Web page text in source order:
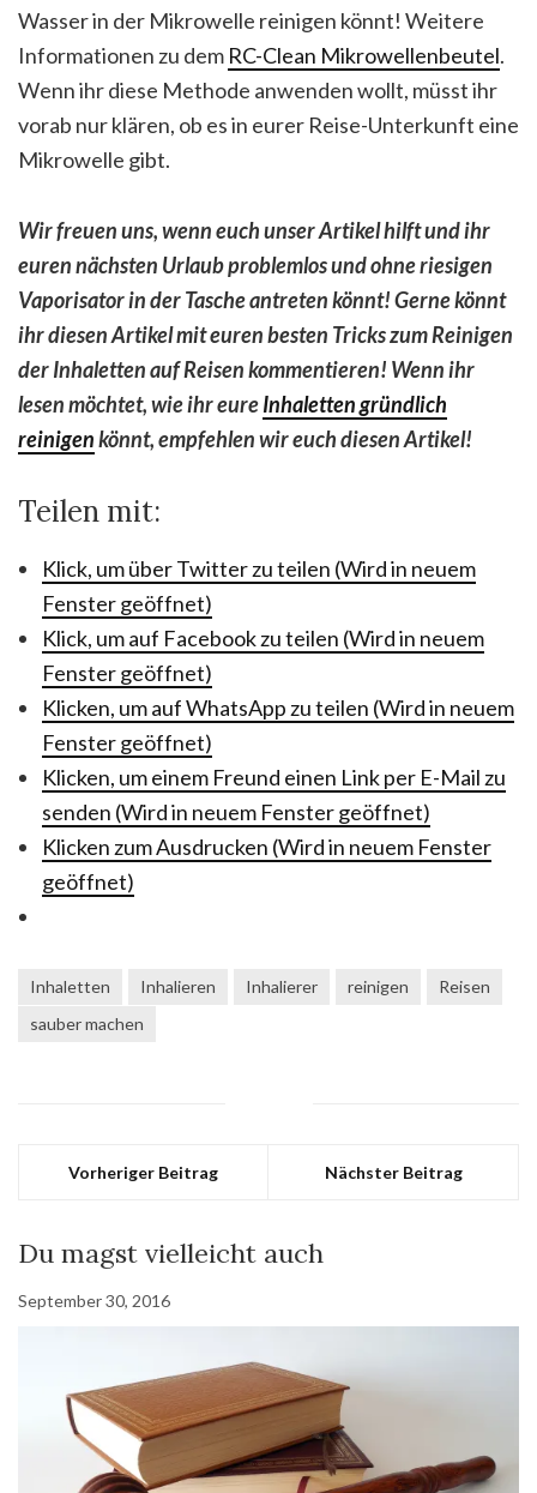
Wasser in der Mikrowelle reinigen könnt! Weitere
Informationen zu dem RC-Clean Mikrowellenbeutel.
Wenn ihr diese Methode anwenden wollt, müsst ihr
vorab nur klären, ob es in eurer Reise-Unterkunft eine
Mikrowelle gibt.
Wir freuen uns, wenn euch unser Artikel hilft und ihr
euren nächsten Urlaub problemlos und ohne riesigen
Vaporisator in der Tasche antreten könnt! Gerne könnt
ihr diesen Artikel mit euren besten Tricks zum Reinigen
der Inhaletten auf Reisen kommentieren! Wenn ihr
lesen möchtet, wie ihr eureInhaletten gründlich
reinigenkönnt, empfehlen wir euch diesen Artikel!
Teilen mit:
Klick, um über Twitter zu teilen (Wird in neuem
Fenster geöffnet)
Klick, um auf Facebook zu teilen (Wird in neuem
Fenster geöffnet)
Klicken, um auf WhatsApp zu teilen (Wird in neuem
Fenster geöffnet)
Klicken, um einem Freund einen Link per E-Mail zu
senden (Wird in neuem Fenster geöffnet)
Klicken zum Ausdrucken (Wird in neuem Fenster
geöffnet)
Inhaletten Inhalieren Inhalierer reinigen
Reisen
sauber machen
Vorheriger Beitrag Nächster Beitrag
Du magst vielleicht auch
September 30, 2016